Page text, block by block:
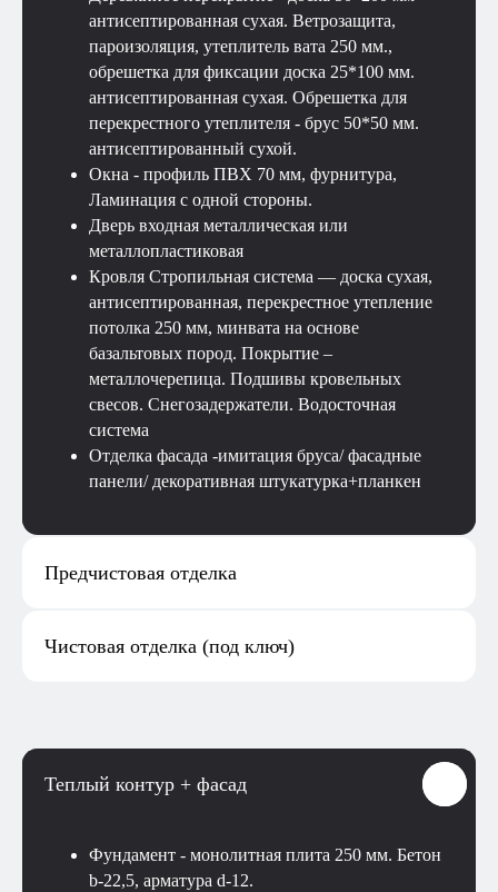
антисептированная сухая. Ветрозащита,
пароизоляция, утеплитель вата 250 мм.,
обрешетка для фиксации доска 25*100 мм.
антисептированная сухая. Обрешетка для
перекрестного утеплителя - брус 50*50 мм.
антисептированный сухой.
Окна - профиль ПВХ 70 мм, фурнитура,
Ламинация с одной стороны.
Дверь входная металлическая или
металлопластиковая
Кровля Стропильная система — доска сухая,
антисептированная, перекрестное утепление
потолка 250 мм, минвата на основе
базальтовых пород. Покрытие –
металлочерепица. Подшивы кровельных
свесов. Снегозадержатели. Водосточная
система
Отделка фасада -имитация бруса/ фасадные
панели/ декоративная штукатурка+планкен
Предчистовая отделка
Чистовая отделка (под ключ)
Теплый контур + фасад
Фундамент - монолитная плита 250 мм. Бетон
b-22,5, арматура d-12.
Смотрите также